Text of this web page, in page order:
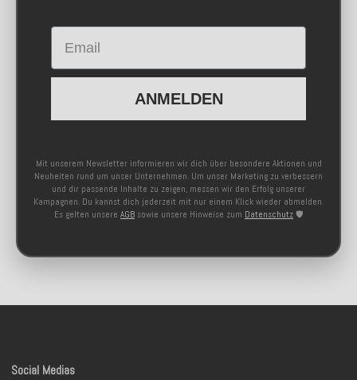
Email
ANMELDEN
Mit unserem Newsletter informieren wir dich über besondere Aktionen und
Neuheiten rund um unser Unternehmen. Um unser Marketing zu verbessern
und dir passende Inhalte zu zeigen, messen wir den Erfolg unserer
Kampagnen. Du kannst dich jederzeit mit nur einem Klick wieder abmelden.
Es gelten unsere AGB sowie unsere Hinweise zum Datenschutz 🛡️
Social Medias